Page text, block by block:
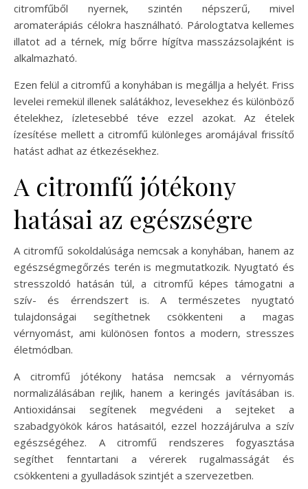
citromfűből nyernek, szintén népszerű, mivel
aromaterápiás célokra használható. Párologtatva kellemes
illatot ad a térnek, míg bőrre hígítva masszázsolajként is
alkalmazható.
Ezen felül a citromfű a konyhában is megállja a helyét. Friss
levelei remekül illenek salátákhoz, levesekhez és különböző
ételekhez, ízletesebbé téve ezzel azokat. Az ételek
ízesítése mellett a citromfű különleges aromájával frissítő
hatást adhat az étkezésekhez.
A citromfű jótékony
hatásai az egészségre
A citromfű sokoldalúsága nemcsak a konyhában, hanem az
egészségmegőrzés terén is megmutatkozik. Nyugtató és
stresszoldó hatásán túl, a citromfű képes támogatni a
szív- és érrendszert is. A természetes nyugtató
tulajdonságai segíthetnek csökkenteni a magas
vérnyomást, ami különösen fontos a modern, stresszes
életmódban.
A citromfű jótékony hatása nemcsak a vérnyomás
normalizálásában rejlik, hanem a keringés javításában is.
Antioxidánsai segítenek megvédeni a sejteket a
szabadgyökök káros hatásaitól, ezzel hozzájárulva a szív
egészségéhez. A citromfű rendszeres fogyasztása
segíthet fenntartani a vérerek rugalmasságát és
csökkenteni a gyulladások szintjét a szervezetben.